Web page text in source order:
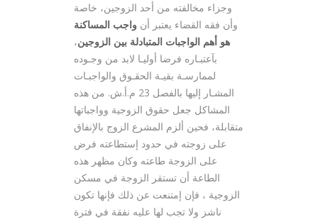
وجزاء مخالفته من أحد الزوجين، خاصة
وأن فقه القضاء يعتبر أن واجب المساكنة
هو أهم الواجبات المتبادلة بين الزوجين،
بآعتبـاره فرضا أوليـا لابد من وجـوده
لممارسـة بقيـة الحقـوق والواجبـات
المشـار إليها بالفصل 23 م.أ.ش. من هذه
المشاكل جعل حقوق الزوجية وواجباتها
متقابلة، فحين ألزم المشرع الزوج بالإنفاق
على زوجته في حدود إستطاعته فرض
على الزوجة طاعته وكان مظهر هذه
الطاعة أن تستقر الزوجة في مسكن
الزوجية ، فإن إمتنعت عن ذلك فإنها تكون
ناشز ولا تجب لها عليه نفقة في فترة